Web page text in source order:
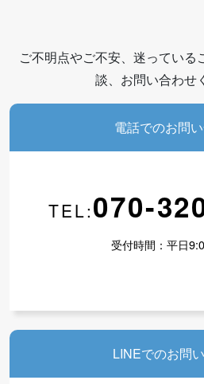
ご不明点やご不安、迷っている
談、お問い合わせ
電話でのお問
TEL:070-
受付時間：平日
LINEでのお問